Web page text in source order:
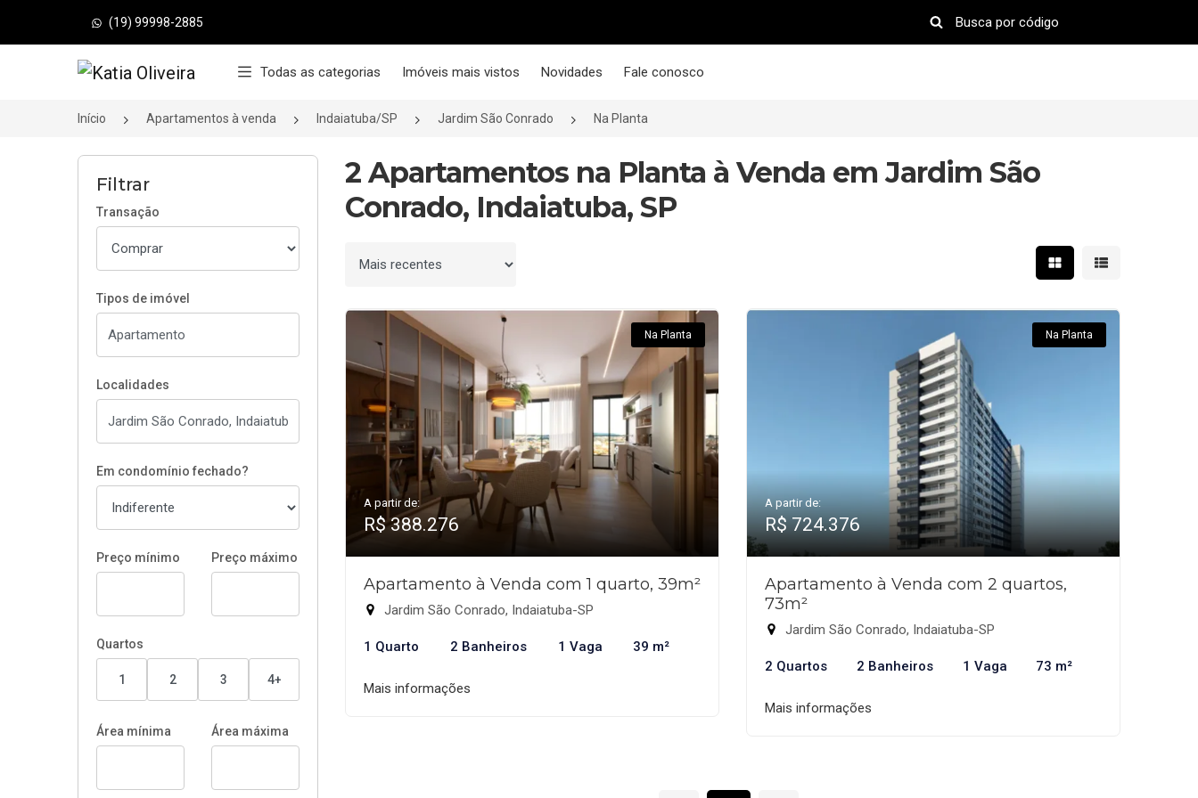
(19) 99998-2885
Página inicial Todas as categorias Imóveis mais vistos Novidades Fale conosco
Início Apartamentos à venda Indaiatuba/SP Jardim São Conrado Na Planta
Filtrar
Transação
Tipos de imóvel
Localidades
Em condomínio fechado?
Preço mínimo Preço máximo
Quartos
1 2 3 4+
Área mínima Área máxima
2 Apartamentos na Planta à Venda em Jardim São
Conrado, Indaiatuba, SP
Ordenar por Mostrar resultados em
Mostrar
Na Planta
A partir de:
R$ 388.276
Apartamento à Venda com 1 quarto, 39m²
Jardim São Conrado, Indaiatuba-SP
1 Quarto 2 Banheiros 1 Vaga 39 m²
Mais informações
Na Planta
A partir de:
R$ 724.376
Apartamento à Venda com 2 quartos,
73m²
Jardim São Conrado, Indaiatuba-SP
2 Quartos 2 Banheiros 1 Vaga 73 m²
Mais informações